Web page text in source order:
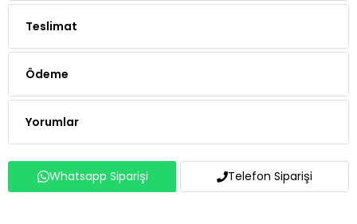
Teslimat
Ödeme
Yorumlar
Whatsapp Siparişi Telefon Siparişi